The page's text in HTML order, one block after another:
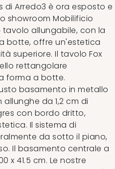
di Arredo3 è ora esposto e
showroom Mobilificio
allungabile, con la
botte, offre un'estetica
superiore. Il tavolo Fox
rettangolare
forma a botte.
basamento in metallo
da 1,2 cm di
con bordo dritto,
Il sistema di
da sotto il piano,
Il basamento centrale a
x 41.5 cm. Le nostre